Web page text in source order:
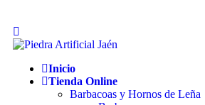
Inicio
Tienda Online
Barbacoas y Hornos de Leña